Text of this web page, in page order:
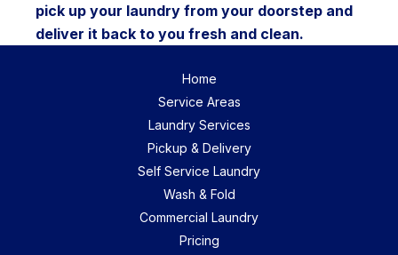
pick up your laundry from your doorstep and
deliver it back to you fresh and clean.
Home
Service Areas
Laundry Services
Pickup & Delivery
Self Service Laundry
Wash & Fold
Commercial Laundry
Pricing